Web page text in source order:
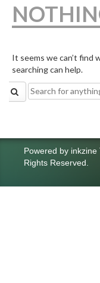
It seems we can’t find
searching can help.
Search
for:
Powered by inkzine
Rights Reserved.